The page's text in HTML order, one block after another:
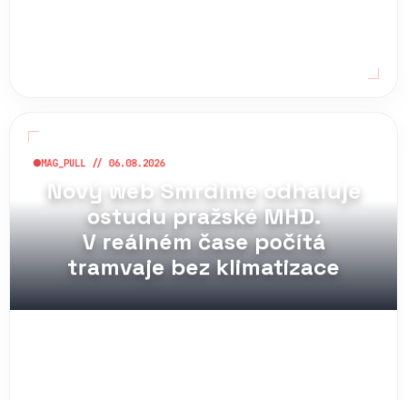
Nový web Smrdíme odhaluje
ostudu pražské MHD.
V reálném čase počítá
tramvaje bez klimatizace